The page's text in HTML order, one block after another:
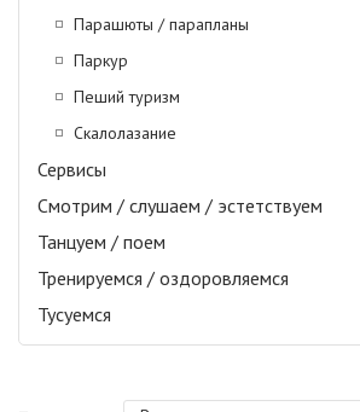
Парашюты / парапланы
Паркур
Пеший туризм
Скалолазание
Сервисы
Смотрим / слушаем / эстетствуем
Танцуем / поем
Тренируемся / оздоровляемся
Тусуемся